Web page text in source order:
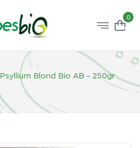
0
Psyllium Blond Bio AB – 250gr